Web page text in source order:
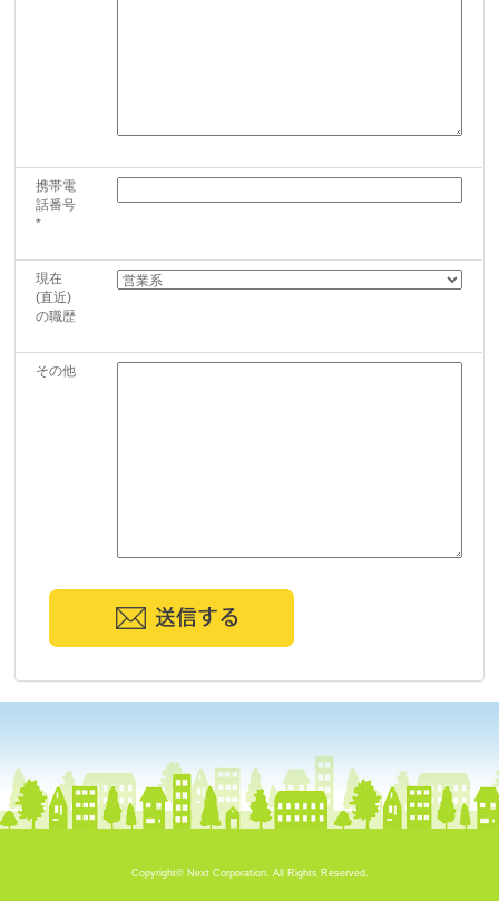
携帯電
話番号
*
現在
(直近)
の職歴
その他
Copyright© Next Corporation. All Rights Reserved.